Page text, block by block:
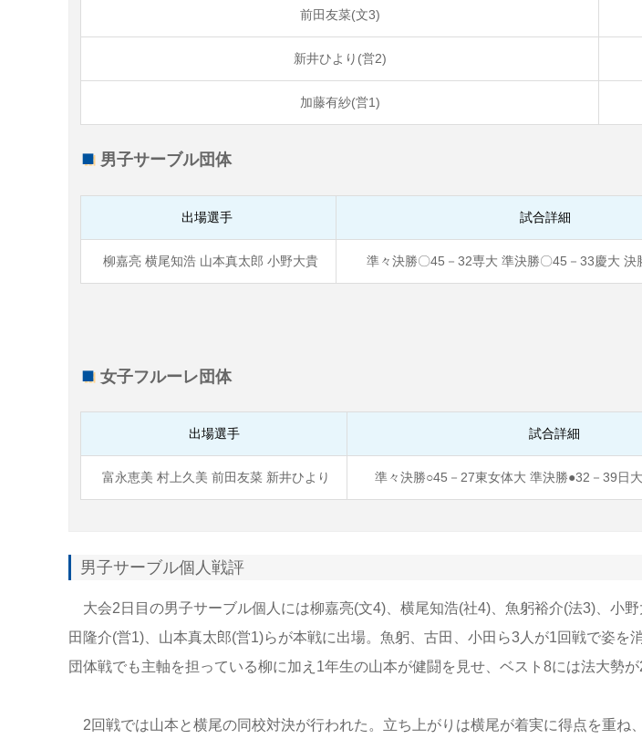
前田友菜(文3)
新井ひより(営2)
加藤有紗(営1)
男子サーブル団体
出場選手 試合詳細
柳嘉亮 横尾知浩 山本真太郎 小野大貴 準々決勝〇45－32専大 準決勝〇45－33慶大 決
女子フルーレ団体
出場選手 試合詳細
富永恵美 村上久美 前田友菜 新井ひより 準々決勝○45－27東女体大 準決勝●32－39日
男子サーブル個人戦評
大会2日目の男子サーブル個人には柳嘉亮(文4)、横尾知浩(社4)、魚躬裕介(法3)、小
田隆介(営1)、山本真太郎(営1)らが本戦に出場。魚躬、古田、小田ら3人が1回戦で姿を
団体戦でも主軸を担っている柳に加え1年生の山本が健闘を見せ、ベスト8には法大勢が
2回戦では山本と横尾の同校対決が行われた。立ち上がりは横尾が着実に得点を重ね